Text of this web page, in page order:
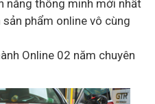
năng thông minh mới nhất
phẩm online vô cùng
Online 02 năm chuyên